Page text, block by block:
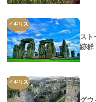
イギリス
スト
跡群
イギリス
グウ